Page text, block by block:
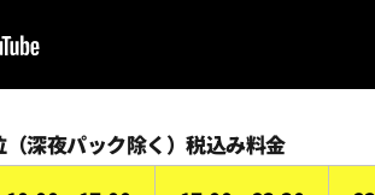
深夜パック除く）税込み料金